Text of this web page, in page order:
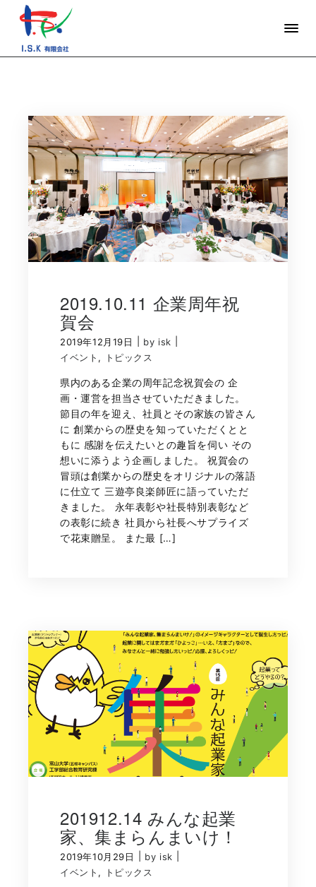
2019.10.11 企業周年祝
賀会
2019年12月19日 by isk
イベント , トピックス
県内のある企業の周年記念祝賀会の 企
画・運営を担当させていただきました。
節目の年を迎え、社員とその家族の皆さん
に 創業からの歴史を知っていただくとと
もに 感謝を伝えたいとの趣旨を伺い その
想いに添うよう企画しました。 祝賀会の
冒頭は創業からの歴史をオリジナルの落語
に仕立て 三遊亭良楽師匠に語っていただ
きました。 永年表彰や社長特別表彰など
の表彰に続き 社員から社長へサプライズ
で花束贈呈。 また最 […]
201912.14 みんな起業
家、集まらんまいけ！
2019年10月29日 by isk
イベント , トピックス